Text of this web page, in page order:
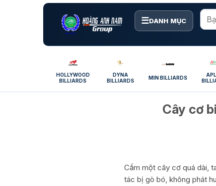
☰DANH MỤC
HOLLYWOOD
BILLIARDS
DYNA
BILLIARDS
MIN BILLIARDS
Cây cơ
Cầm một cây cơ quá dài,
tác bị gò bó, không phát